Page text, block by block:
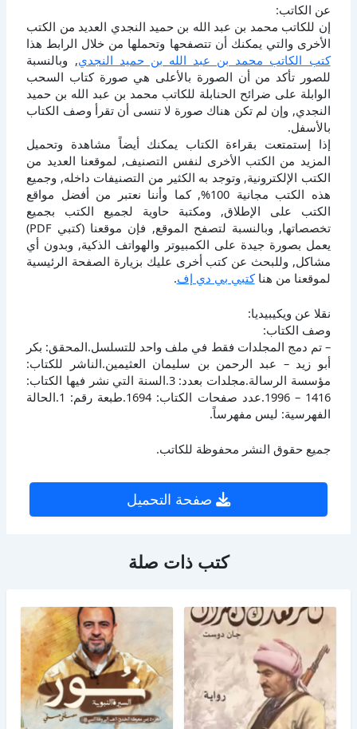
عن الكاتب:
إن للكاتب محمد بن عبد الله بن حميد النجدي العديد من الكتب
الأخرى والتي يمكنك أن تتصفحها وتحملها من خلال الرابط هذا
كتب الكاتب محمد بن عبد الله بن حميد النجدي, وبالنسبة
للصور تأكد من أن الصورة بالأعلى هي صورة كتاب السحب
الوابلة على ضرائح الحنابلة للكاتب محمد بن عبد الله بن حميد
النجدي, وإن لم تكن هناك صورة لا تنسى أن تقرأ وصف الكتاب
بالأسفل.
إذا إستمتعت بقراءة الكتاب يمكنك أيضاً مشاهدة وتحميل
المزيد من الكتب الأخرى لنفس التصنيف, لموقعنا العديد من
الكتب الإلكترونية, وتوجد به الكثير من التصنيفات داخله, وجميع
هذه الكتب مجانية 100%, كما وأننا نعتبر من أفضل مواقع
الكتب على الإطلاق, ومكتبة حاوية لجميع الكتب بجميع
تخصصاتها, وبالنسبة لتصفح الموقع, فإن موقعنا (كتبي PDF)
يعمل بصورة جيدة على الكمبيوتر والهواتف الذكية, وبدون أي
مشاكل, وللبحث عن كتب أخرى عليك بزيارة الصفحة الرئيسية
لموقعنا من هناكتبي بي دي إف.
نقلا عن ويكيبيديا:
وصف الكتاب:
– تم دمج المجلدات فقط في ملف واحد للتسلسل.المحقق: بكر
أبو زيد – عبد الرحمن بن سليمان العثيمين.الناشر للكتاب:
مؤسسة الرسالة.مجلدات بعدد: 3.السنة التي نشر فيها الكتاب:
1416 – 1996.عدد صفحات الكتاب: 1694.طبعة رقم: 1.الحالة
الفهرسية: ليس مفهرساً.
جميع حقوق النشر محفوظة للكاتب.
صفحة التحميل
كتب ذات صلة